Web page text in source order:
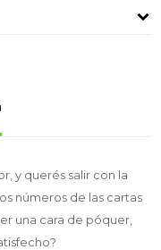
y querés salir con la
números de las cartas
una cara de póquer,